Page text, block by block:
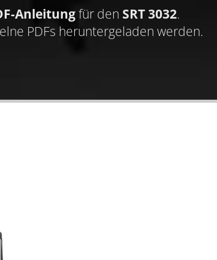
Anleitungfür den SRT 3032.
PDFs heruntergeladen werden.